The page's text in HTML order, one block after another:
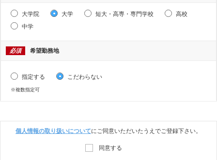
大学院 大学 短大・高専・専門学校
高校
中学
必須 希望勤務地
指定する こだわらない
※複数指定可
個人情報の取り扱いについてにご同意いただいたうえでご登録下さい。
同意する